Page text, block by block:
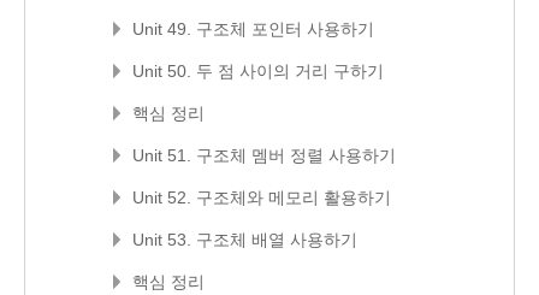
Unit 49. 구조체 포인터 사용하기
Unit 50. 두 점 사이의 거리 구하기
핵심 정리
Unit 51. 구조체 멤버 정렬 사용하기
Unit 52. 구조체와 메모리 활용하기
Unit 53. 구조체 배열 사용하기
핵심 정리